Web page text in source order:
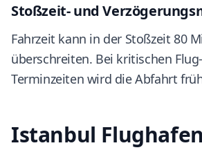
Stoßzeit- und
Fahrzeit kann in der Stoßzeit 80
überschreiten. Bei kritischen
Terminzeiten wird die Abfahrt
Istanbul